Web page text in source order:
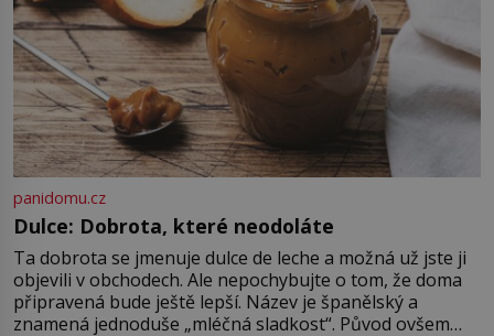
panidomu.cz
Dulce: Dobrota, které neodoláte
Ta dobrota se jmenuje dulce de leche a možná už jste ji
objevili v obchodech. Ale nepochybujte o tom, že doma
připravená bude ještě lepší. Název je španělský a
znamená jednoduše „mléčná sladkost“. Původ ovšem